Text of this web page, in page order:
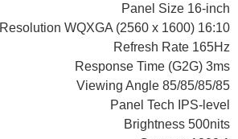
Panel Size 16-inch
Resolution WQXGA (2560 x 1600) 16:10
Refresh Rate 165Hz
Response Time (G2G) 3ms
Viewing Angle 85/85/85/85
Panel Tech IPS-level
Brightness 500nits